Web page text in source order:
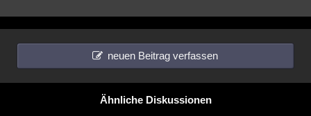
neuen Beitrag verfassen
Ähnliche Diskussionen